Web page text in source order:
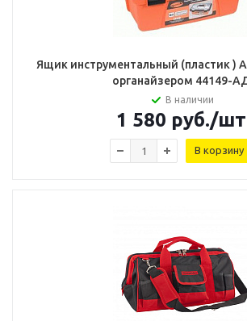
Ящик инструментальный (пластик )
органайзером 44149-
В наличии
1 580 руб./шт
В корзину